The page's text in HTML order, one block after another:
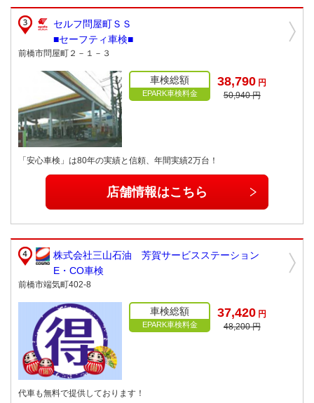
セルフ問屋町ＳＳ
■セーフティ車検■
前橋市問屋町２－１－３
車検総額
EPARK車検料金
38,790 円
50,940 円
「安心車検」は80年の実績と信頼、年間実績2万台！
店舗情報はこちら
株式会社三山石油 芳賀サービスステーション
E・CO車検
前橋市端気町402-8
車検総額
EPARK車検料金
37,420 円
48,200 円
代車も無料で提供しております！